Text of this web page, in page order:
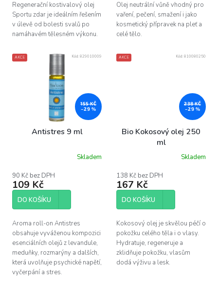
Regenerační kostivalový olej
Sportu zdar je ideálním řešením
v úlevě od bolesti svalů po
namáhavém tělesném výkonu.
Olej neutrální vůně vhodný pro
vaření, pečení, smažení i jako
kosmetický přípravek na pleť a
celé tělo.
AKCE
155 KČ
–29 %
Antistres 9 ml
produktu
je
4,3
5
Skladem
90 Kč bez DPH
109 Kč
DO KOŠÍKU
Aroma roll-on Antistres
obsahuje vyváženou kompozici
esenciálních olejů z levandule,
meduňky, rozmarýny a dalších,
která uvolňuje psychické napětí,
vyčerpání a stres.
Kód: 829010009 AKCE
238 KČ
–29 %
Bio Kokosový olej 250
ml
produktu
je
5,0
5
Skladem
138 Kč bez DPH
167 Kč
DO KOŠÍKU
Kokosový olej je skvělou péčí o
pokožku celého těla i o vlasy.
Hydratuje, regeneruje a
zklidňuje pokožku, vlasům
dodá výživu a lesk.
Kód: 810080250